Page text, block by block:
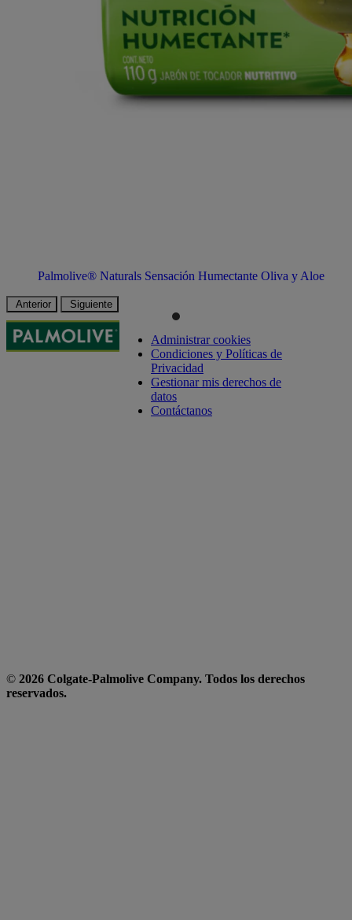
Palmolive® Naturals Sensación Humectante Oliva y Aloe
Anterior Siguiente
Administrar cookies
Condiciones y Políticas de
Privacidad
Gestionar mis derechos de
datos
Contáctanos
© 2026 Colgate-Palmolive Company. Todos los derechos
reservados.